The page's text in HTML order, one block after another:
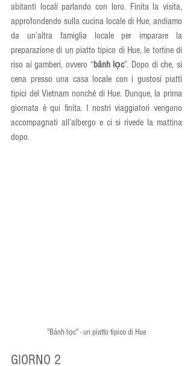
abitanti locali parlando con loro. Finita la visita,
approfondendo sulla cucina locale di Hue, andiamo
da un’altra famiglia locale per imparare la
preparazione di un piatto tipico di Hue, le tortine di
riso ai gamberi, ovvero “bánh lọc”. Dopo di che, si
cena presso una casa locale con i gustosi piatti
tipici del Vietnam nonché di Hue. Dunque, la prima
giornata è qui finita. I nostri viaggiatori vengono
accompagnati all’albergo e ci si rivede la mattina
dopo.
"Bánh lọc" - un piatto tipico di Hue
GIORNO 2